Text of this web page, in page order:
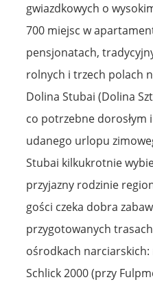
gwiazdkowych o
700 miejsc w
pensjonatach,
rolnych i trzech polach
Dolina Stubai (Dolina
co potrzebne dorosłym
udanego urlopu
Stubai kilkukrotnie
przyjazny rodzinie
gości czeka dobra
przygotowanych
ośrodkach
Schlick 2000 (przy